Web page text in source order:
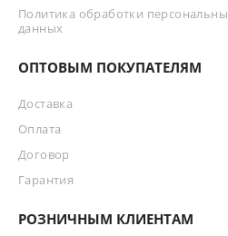
Политика обработки
данных
ОПТОВЫМ ПОКУПАТЕЛЯМ
Доставка
Оплата
Договор
Гарантия
РОЗНИЧНЫМ КЛИЕНТАМ